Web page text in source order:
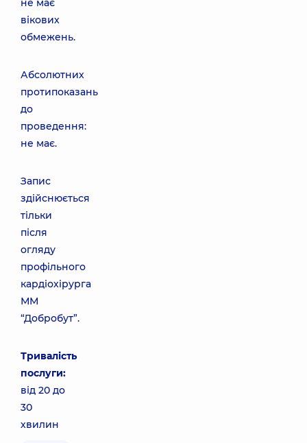
не має
вікових
обмежень.
Абсолютних
протипоказань
до
проведення:
не має.
Запис
здійснюється
тільки
після
огляду
профільного
кардіохірурга
ММ
“Добробут”.
Тривалість
послуги:
від 20 до
30
хвилин